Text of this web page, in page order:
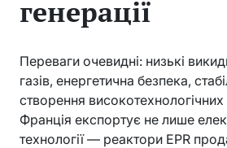
генерації
Переваги очевидні: низькі
газів, енергетична безпека,
створення
Франція експортує не лише
технології — реактори EPR